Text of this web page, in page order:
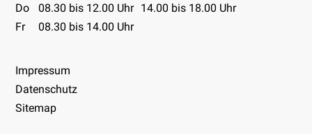
Do
08.30 bis 12.00 Uhr 14.00 bis 18.00 Uhr
Fr
08.30 bis 14.00 Uhr
Impressum
Datenschutz
Sitemap